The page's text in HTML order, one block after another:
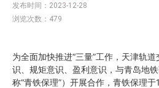
发布时间：2023-12-28
浏览次数：479
为全面加快推进“三量”工作，天津轨
识、规矩意识、盈利意识，与青岛地
称“青铁保理”）开展合作，青铁保理